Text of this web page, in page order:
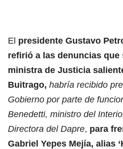
El presidente Gustavo
refirió a las denuncias que
ministra de Justicia
Buitrago, habría recibido
Gobierno por parte de
Benedetti, ministro del
Directora del Dapre, para
Gabriel Yepes Mejía, alias